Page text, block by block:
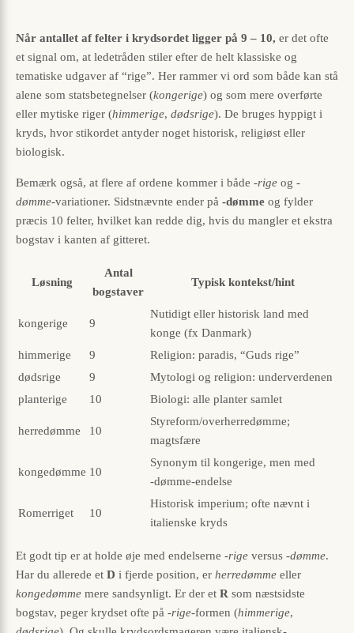
Når antallet af felter i krydsordet ligger på 9 – 10, er det ofte
et signal om, at ledetråden stiler efter de helt klassiske og
tematiske udgaver af “rige”. Her rammer vi ord som både kan stå
alene som statsbetegnelser (kongerige) og som mere overførte
eller mytiske riger (himmerige, dødsrige). De bruges hyppigt i
kryds, hvor stikordet antyder noget historisk, religiøst eller
biologisk.
Bemærk også, at flere af ordene kommer i både -rige og -
dømme-variationer. Sidstnævnte ender på -dømme og fylder
præcis 10 felter, hvilket kan redde dig, hvis du mangler et ekstra
bogstav i kanten af gitteret.
Løsning
Antal
bogstaver
Typisk kontekst/hint
kongerige 9
Nutidigt eller historisk land med
konge (fx Danmark)
himmerige
9
Religion: paradis, “Guds rige”
dødsrige
9
Mytologi og religion: underverdenen
planterige
10 Biologi: alle planter samlet
herredømme 10
Styreform/overherredømme;
magtsfære
kongedømme 10
Synonym til kongerige, men med
‑dømme-endelse
Romerriget 10
Historisk imperium; ofte nævnt i
italienske kryds
Et godt tip er at holde øje med endelserne -rige versus -dømme.
Har du allerede et D i fjerde position, er herredømme eller
kongedømme mere sandsynligt. Er der et R som næstsidste
bogstav, peger krydset ofte på -rige-formen (himmerige,